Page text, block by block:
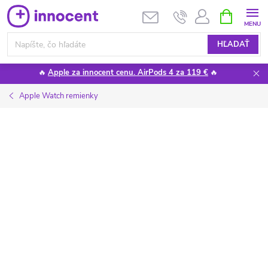
Prejsť
na
obsah
HĽADAŤ
KOŠÍK
🔥 Apple za innocent cenu. AirPods 4 za 119 € 🔥
Apple Watch remienky